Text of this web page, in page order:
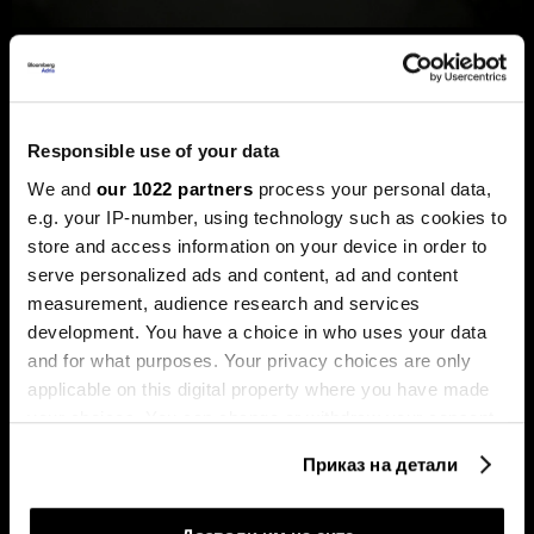
Responsible use of your data
We and our 1022 partners process your personal data,
e.g. your IP-number, using technology such as cookies to
store and access information on your device in order to
serve personalized ads and content, ad and content
measurement, audience research and services
development. You have a choice in who uses your data
and for what purposes. Your privacy choices are only
applicable on this digital property where you have made
your choices. You can change or withdraw your consent
Приказ на детали
Новиот шеф на Фед сака да ги
намали каматите - пазарот го чека
Новиот шеф на Фeд, Кевин Варш, ќе се обиде
каматните стапки, но Марко Бјеговиќ од „Аркомина
рисрч“ предупредува дека за тоа ќе мора да ги
редефинира клучните економски индикатори и да ги
Таки Фити: Се заканува
стагфлација, потребни се
Последната карта на Иран: